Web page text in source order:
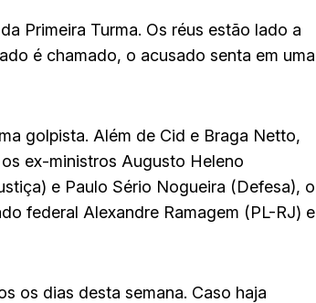
Primeira Turma. Os réus estão lado a
é chamado, o acusado senta em uma
golpista. Além de Cid e Braga Netto,
ex-ministros Augusto Heleno
e Paulo Sério Nogueira (Defesa), o
federal Alexandre Ramagem (PL-RJ) e
os dias desta semana. Caso haja